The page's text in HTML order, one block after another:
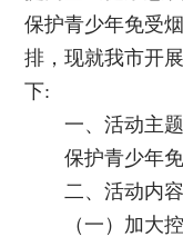
保护青少年免受
排，现就我市开
下:
一、活动主题
保护青少年
二、活动内容
（一）加大